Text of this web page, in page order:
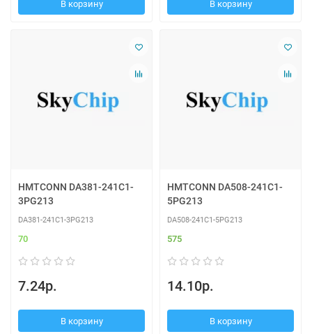
В корзину В корзину
HMTCONN DA381-241C1-
3PG213
DA381-241C1-3PG213
70
7.24р.
В корзину
HMTCONN DA508-241C1-
5PG213
DA508-241C1-5PG213
575
14.10р.
В корзину